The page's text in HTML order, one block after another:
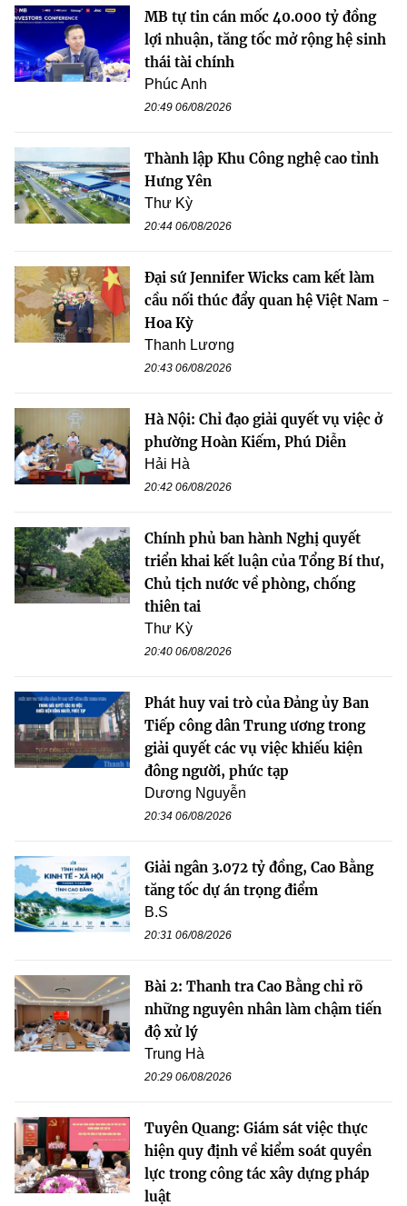
MB tự tin cán mốc 40.000 tỷ đồng
lợi nhuận, tăng tốc mở rộng hệ sinh
thái tài chính
Phúc Anh
20:49 06/08/2026
Thành lập Khu Công nghệ cao tỉnh
Hưng Yên
Thư Kỳ
20:44 06/08/2026
Đại sứ Jennifer Wicks cam kết làm
cầu nối thúc đẩy quan hệ Việt Nam -
Hoa Kỳ
Thanh Lương
20:43 06/08/2026
Hà Nội: Chỉ đạo giải quyết vụ việc ở
phường Hoàn Kiếm, Phú Diễn
Hải Hà
20:42 06/08/2026
Chính phủ ban hành Nghị quyết
triển khai kết luận của Tổng Bí thư,
Chủ tịch nước về phòng, chống
thiên tai
Thư Kỳ
20:40 06/08/2026
Phát huy vai trò của Đảng ủy Ban
Tiếp công dân Trung ương trong
giải quyết các vụ việc khiếu kiện
đông người, phức tạp
Dương Nguyễn
20:34 06/08/2026
Giải ngân 3.072 tỷ đồng, Cao Bằng
tăng tốc dự án trọng điểm
B.S
20:31 06/08/2026
Bài 2: Thanh tra Cao Bằng chỉ rõ
những nguyên nhân làm chậm tiến
độ xử lý
Trung Hà
20:29 06/08/2026
Tuyên Quang: Giám sát việc thực
hiện quy định về kiểm soát quyền
lực trong công tác xây dựng pháp
luật